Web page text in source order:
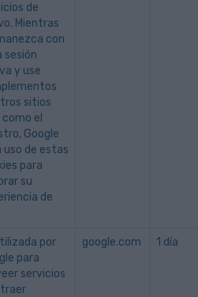
de
Mientras
con
sesión
y use
sitios
como el
Google
uso de estas
para
su
de
por
para
servicios
google.com 1 día